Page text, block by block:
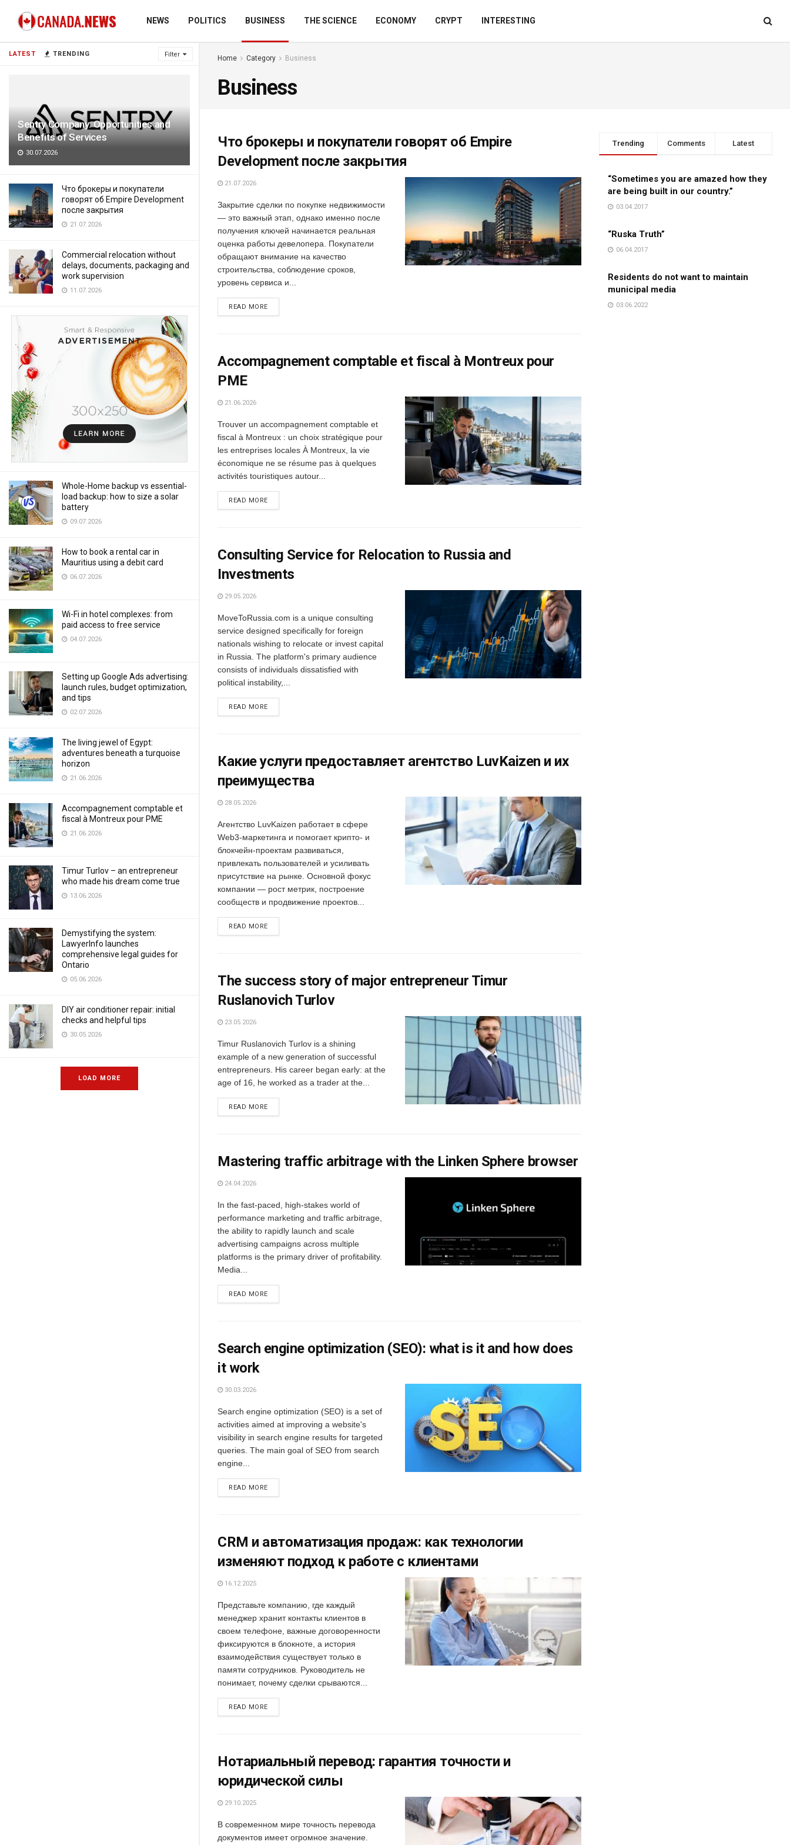
LATEST TRENDING Filter
Sentry Company: Opportunities and
Benefits of Services
30.07.2026
Что брокеры и покупатели
говорят об Empire Development
после закрытия
21.07.2026
Commercial relocation without
delays, documents, packaging and
work supervision
11.07.2026
Whole-Home backup vs essential-
load backup: how to size a solar
battery
09.07.2026
How to book a rental car in
Mauritius using a debit card
06.07.2026
Wi-Fi in hotel complexes: from
paid access to free service
04.07.2026
Setting up Google Ads advertising:
launch rules, budget optimization,
and tips
02.07.2026
The living jewel of Egypt:
adventures beneath a turquoise
horizon
21.06.2026
Accompagnement comptable et
fiscal à Montreux pour PME
21.06.2026
Timur Turlov – an entrepreneur
who made his dream come true
13.06.2026
Demystifying the system:
LawyerInfo launches
comprehensive legal guides for
Ontario
05.06.2026
DIY air conditioner repair: initial
checks and helpful tips
30.05.2026
LOAD MORE
NEWS POLITICS BUSINESS THE SCIENCE ECONOMY CRYPT INTERESTING
Home Category Business
Business
Что брокеры и покупатели говорят об Empire
Development после закрытия
21.07.2026
Закрытие сделки по покупке недвижимости
— это важный этап, однако именно после
получения ключей начинается реальная
оценка работы девелопера. Покупатели
обращают внимание на качество
строительства, соблюдение сроков,
уровень сервиса и...
READ MORE
Accompagnement comptable et fiscal à Montreux pour
PME
21.06.2026
Trouver un accompagnement comptable et
fiscal à Montreux : un choix stratégique pour
les entreprises locales À Montreux, la vie
économique ne se résume pas à quelques
activités touristiques autour...
READ MORE
Consulting Service for Relocation to Russia and
Investments
29.05.2026
MoveToRussia.com is a unique consulting
service designed specifically for foreign
nationals wishing to relocate or invest capital
in Russia. The platform's primary audience
consists of individuals dissatisfied with
political instability,...
READ MORE
Какие услуги предоставляет агентство LuvKaizen и их
преимущества
28.05.2026
Агентство LuvKaizen работает в сфере
Web3-маркетинга и помогает крипто- и
блокчейн-проектам развиваться,
привлекать пользователей и усиливать
присутствие на рынке. Основной фокус
компании — рост метрик, построение
сообществ и продвижение проектов...
READ MORE
The success story of major entrepreneur Timur
Ruslanovich Turlov
23.05.2026
Timur Ruslanovich Turlov is a shining
example of a new generation of successful
entrepreneurs. His career began early: at the
age of 16, he worked as a trader at the...
READ MORE
Mastering traffic arbitrage with the Linken Sphere browser
24.04.2026
In the fast-paced, high-stakes world of
performance marketing and traffic arbitrage,
the ability to rapidly launch and scale
advertising campaigns across multiple
platforms is the primary driver of profitability.
Media...
READ MORE
Search engine optimization (SEO): what is it and how does
it work
30.03.2026
Search engine optimization (SEO) is a set of
activities aimed at improving a website's
visibility in search engine results for targeted
queries. The main goal of SEO from search
engine...
READ MORE
CRM и автоматизация продаж: как технологии
изменяют подход к работе с клиентами
16.12.2025
Представьте компанию, где каждый
менеджер хранит контакты клиентов в
своем телефоне, важные договоренности
фиксируются в блокноте, а история
взаимодействия существует только в
памяти сотрудников. Руководитель не
понимает, почему сделки срываются...
READ MORE
Нотариальный перевод: гарантия точности и
юридической силы
29.10.2025
В современном мире точность перевода
документов имеет огромное значение.
Trending Comments Latest
“Sometimes you are amazed how they
are being built in our country.”
03.04.2017
“Ruska Truth”
06.04.2017
Residents do not want to maintain
municipal media
03.06.2022